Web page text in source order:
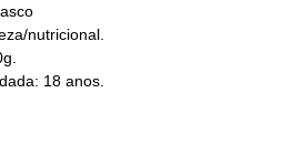
nutricional.
18 anos.